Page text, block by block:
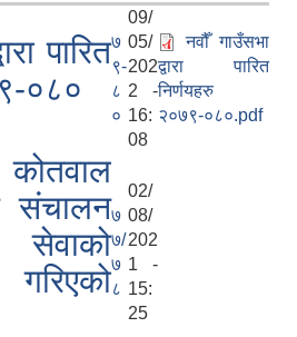
पारित
०८०
७
९-
८
०
09/
05/
202
2 -
16:
08
नवौँ गाउँसभा
द्वारा पारित
निर्णयहरु
२०७९-०८०.pdf
संचालन
सेवाको
७
७/
७
८
02/
08/
202
1 -
15:
25